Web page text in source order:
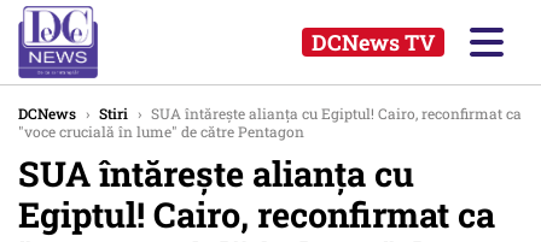
DCNews TV
DCNews › Stiri › SUA întărește alianța cu Egiptul! Cairo, reconfirmat ca
"voce crucială în lume" de către Pentagon
SUA întărește alianța cu
Egiptul! Cairo, reconfirmat ca